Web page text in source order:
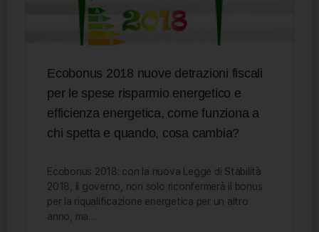
Ecobonus 2018 nuove detrazioni fiscali
per le spese risparmio energetico e
efficienza energetica, come funziona a
chi spetta e quando, cosa cambia?
Ecobonus 2018: con la nuova Legge di Stabilità
2018, il governo, non solo riconfermerà il bonus
per la riqualificazione energetica per un altro
anno, ma…